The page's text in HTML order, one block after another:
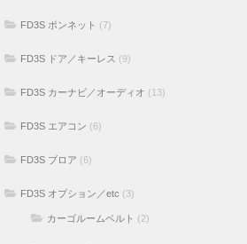
FD3S ボンネット (7)
FD3S ドア／キーレス (9)
FD3S カーナビ／オーディオ (13)
FD3S エアコン (6)
FD3S ブロア (6)
FD3S オプション／etc (3)
カーゴルームベルト (2)